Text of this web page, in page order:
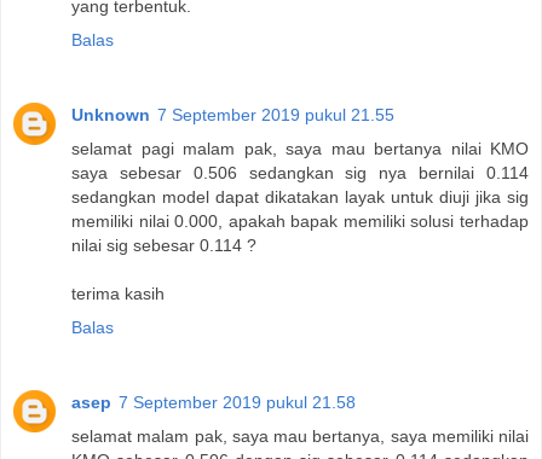
yang terbentuk.
Balas
Unknown 7 September 2019 pukul 21.55
selamat pagi malam pak, saya mau bertanya nilai KMO
saya sebesar 0.506 sedangkan sig nya bernilai 0.114
sedangkan model dapat dikatakan layak untuk diuji jika sig
memiliki nilai 0.000, apakah bapak memiliki solusi terhadap
nilai sig sebesar 0.114 ?
terima kasih
Balas
asep 7 September 2019 pukul 21.58
selamat malam pak, saya mau bertanya, saya memiliki nilai